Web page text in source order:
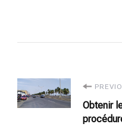
Post
Obtenir